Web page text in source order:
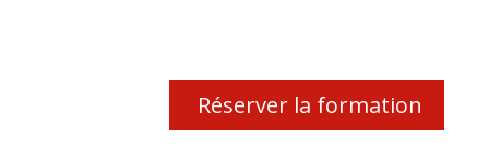
Réserver la formation